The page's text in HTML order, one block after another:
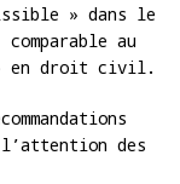
» dans le
au
» en droit civil.
des